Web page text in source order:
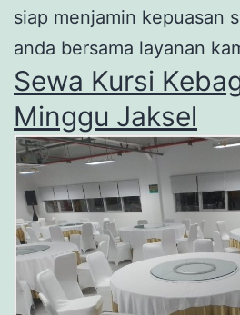
siap menjamin kepuasan
anda bersama layanan
Sewa Kursi
Minggu Jaksel